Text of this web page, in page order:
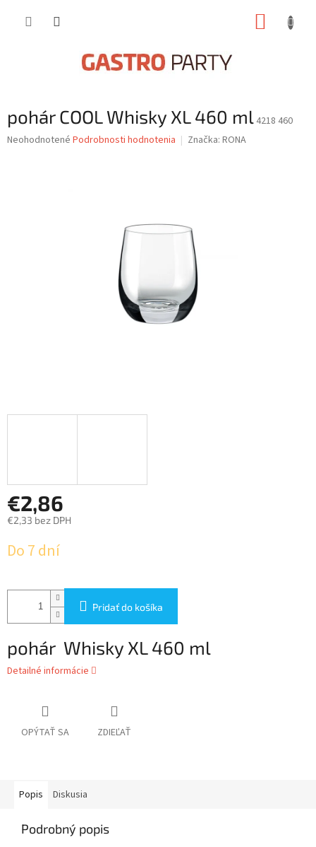
pohár COOL Whisky XL 460 ml 4218 460
Priemerné
Neohodnotené Podrobnosti hodnotenia Značka: RONA
€2,86
€2,33 bez DPH
cena:
Do 7 dní
Pridať do košíka
pohár Whisky XL 460 ml
Detailné informácie
OPÝTAŤ SA ZDIEĽAŤ
Popis Diskusia
Podrobný popis